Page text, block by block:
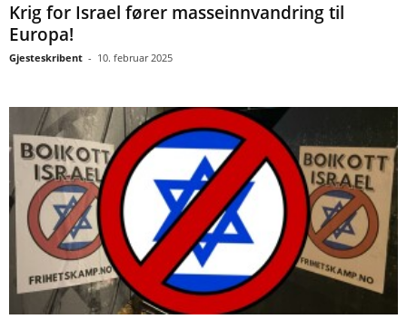
Krig for Israel fører masseinnvandring til
Europa!
Gjesteskribent - 10. februar 2025